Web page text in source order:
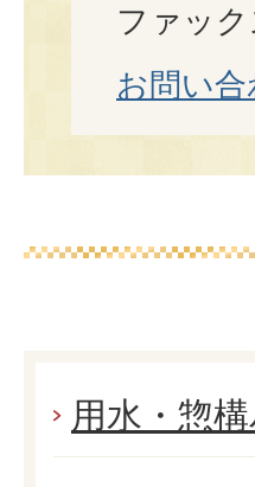
ファッ
お問い
用水・惣